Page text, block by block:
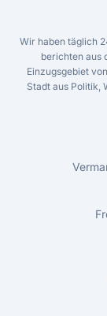
Wir haben täglich
berichten aus
Einzugsgebiet
Stadt aus Politik,